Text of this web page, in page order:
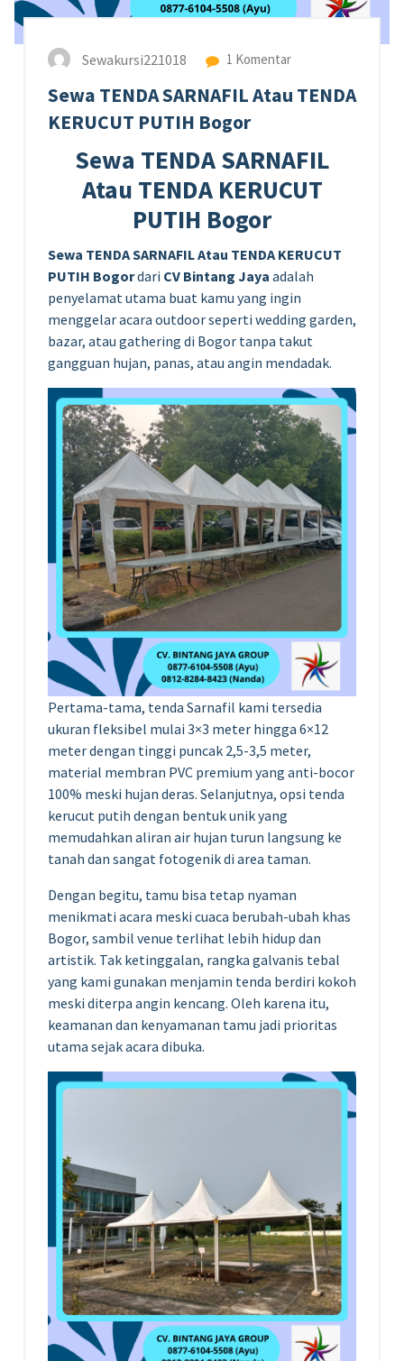
Sewakursi221018 1 Komentar
Sewa TENDA SARNAFIL Atau TENDA
KERUCUT PUTIH Bogor
Sewa TENDA SARNAFIL
Atau TENDA KERUCUT
PUTIH Bogor
Sewa TENDA SARNAFIL Atau TENDA KERUCUT
PUTIH Bogordari CV Bintang Jaya adalah
penyelamat utama buat kamu yang ingin
menggelar acara outdoor seperti wedding garden,
bazar, atau gathering di Bogor tanpa takut
gangguan hujan, panas, atau angin mendadak.
Pertama-tama, tenda Sarnafil kami tersedia
ukuran fleksibel mulai 3×3 meter hingga 6×12
meter dengan tinggi puncak 2,5-3,5 meter,
material membran PVC premium yang anti-bocor
100% meski hujan deras. Selanjutnya, opsi tenda
kerucut putih dengan bentuk unik yang
memudahkan aliran air hujan turun langsung ke
tanah dan sangat fotogenik di area taman.
Dengan begitu, tamu bisa tetap nyaman
menikmati acara meski cuaca berubah-ubah khas
Bogor, sambil venue terlihat lebih hidup dan
artistik. Tak ketinggalan, rangka galvanis tebal
yang kami gunakan menjamin tenda berdiri kokoh
meski diterpa angin kencang. Oleh karena itu,
keamanan dan kenyamanan tamu jadi prioritas
utama sejak acara dibuka.